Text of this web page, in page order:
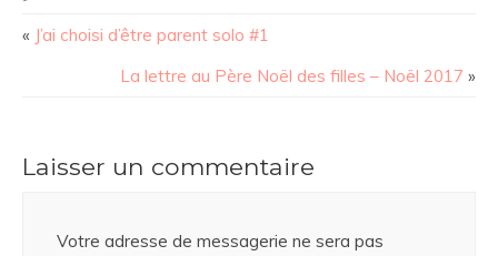
« J’ai choisi d’être parent solo #1
La lettre au Père Noël des filles – Noël 2017 »
Laisser un commentaire
Votre adresse de messagerie ne sera pas